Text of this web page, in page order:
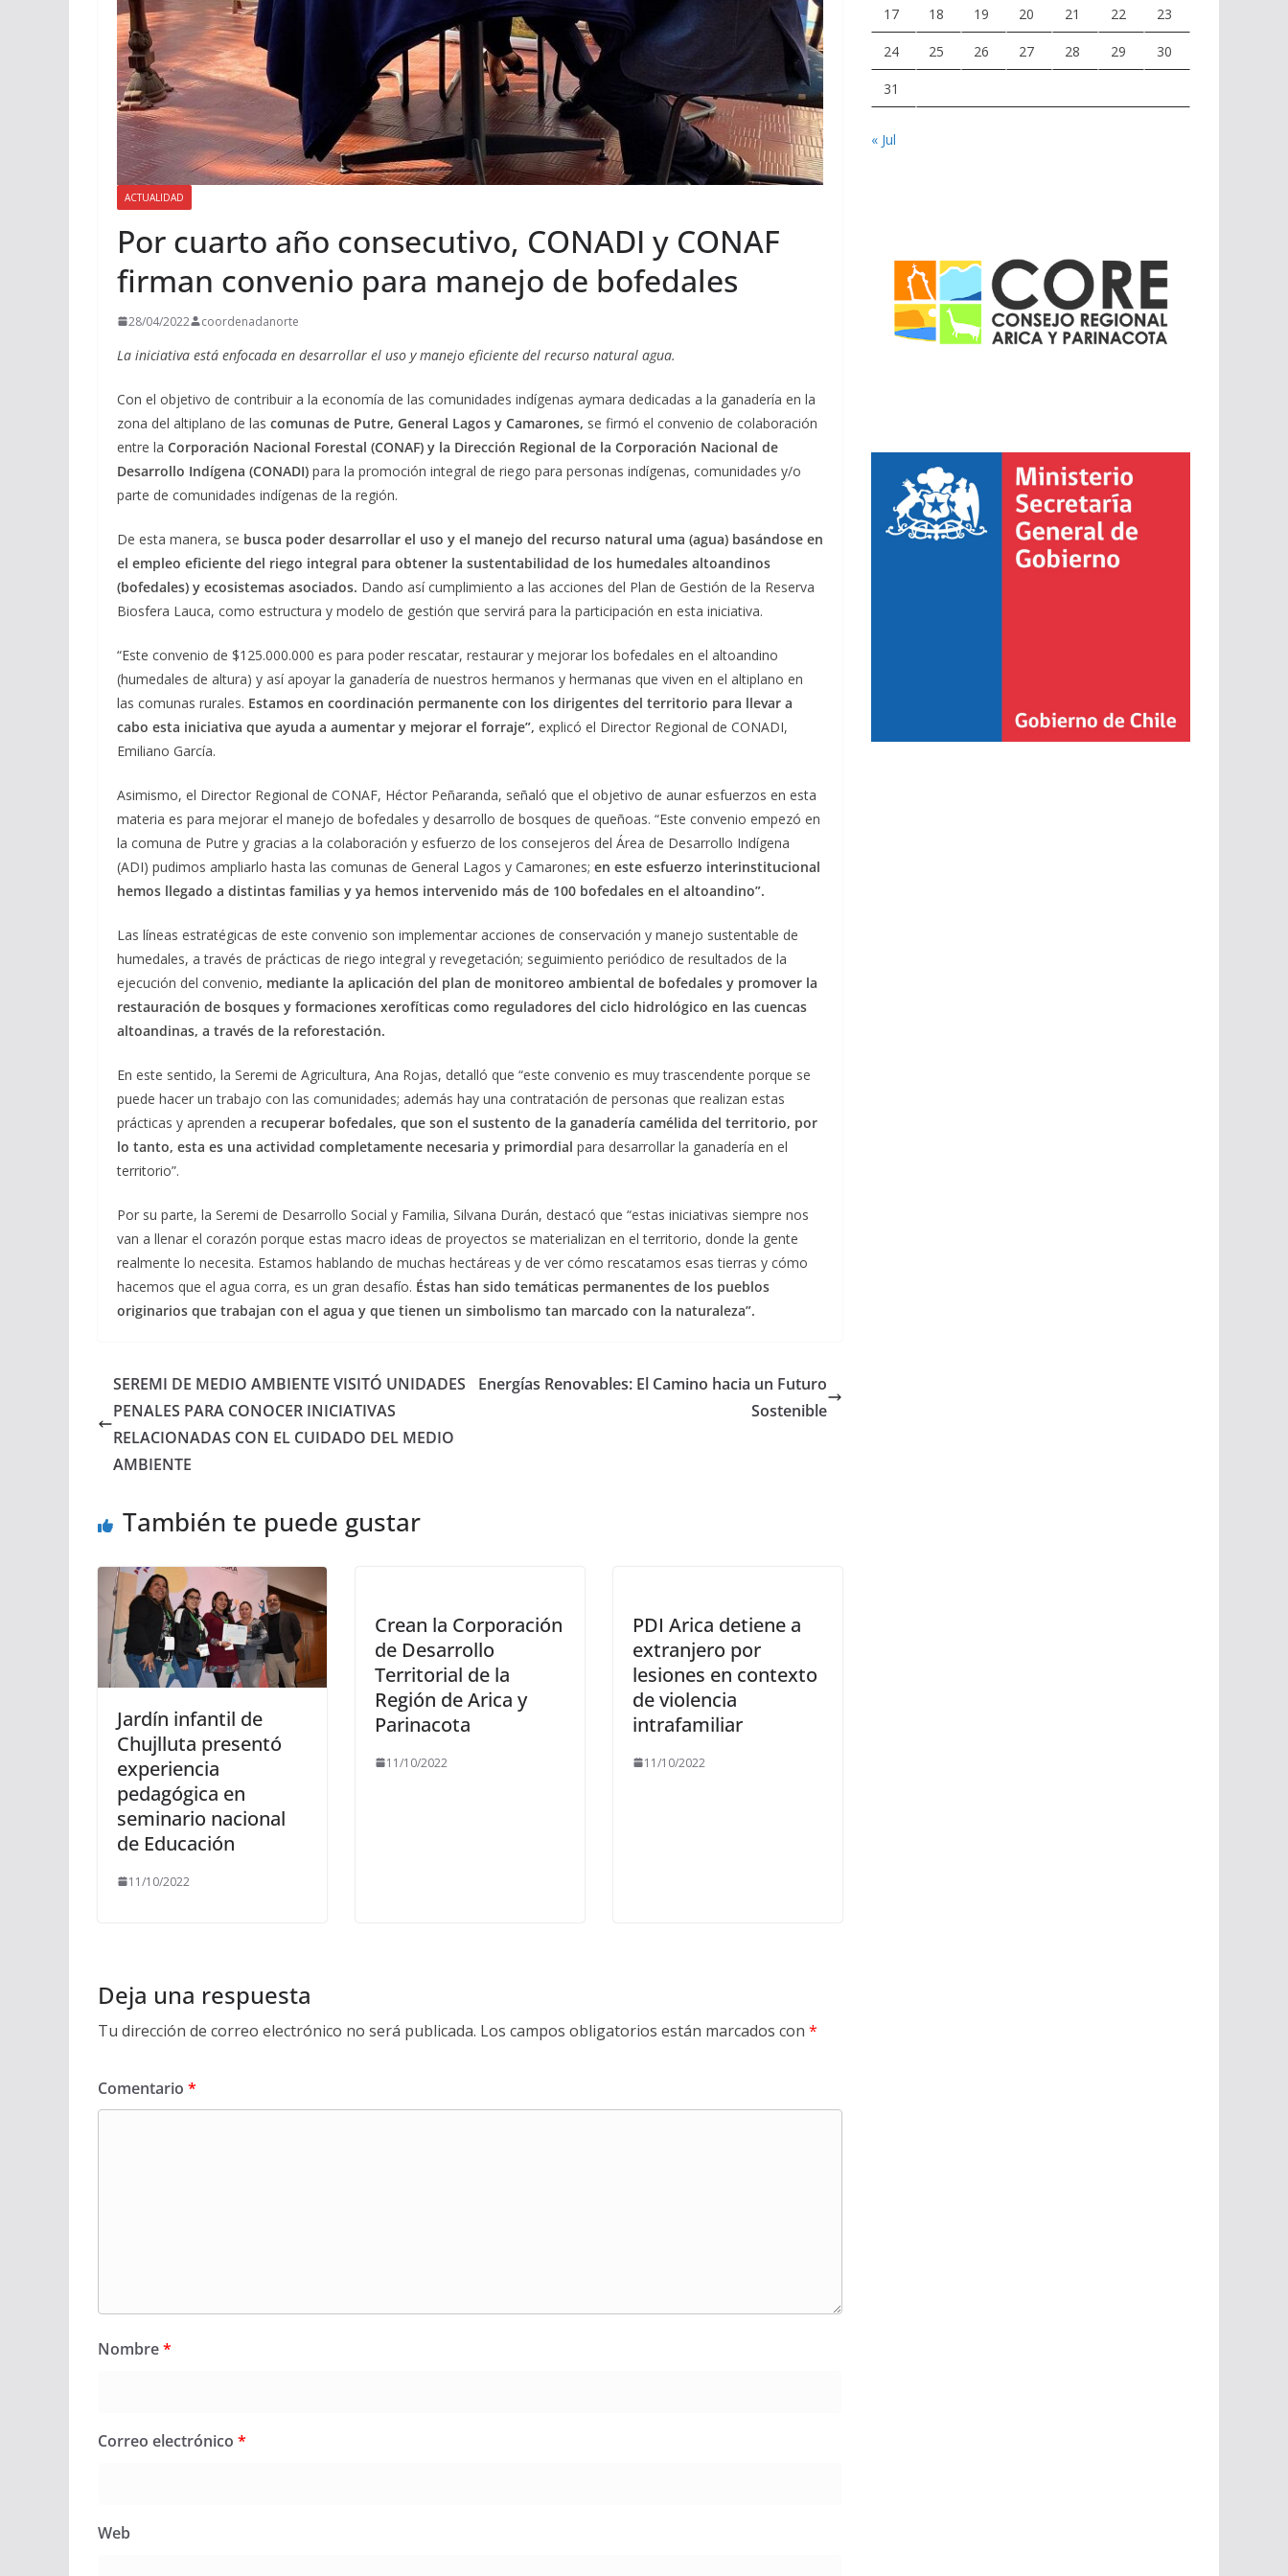
ACTUALIDAD
Por cuarto año consecutivo, CONADI y CONAF
firman convenio para manejo de bofedales
28/04/2022 coordenadanorte
La iniciativa está enfocada en desarrollar el uso y manejo eficiente del recurso natural agua.
Con el objetivo de contribuir a la economía de las comunidades indígenas aymara dedicadas a la ganadería en la
zona del altiplano de las comunas de Putre, General Lagos y Camarones, se firmó el convenio de colaboración
entre la Corporación Nacional Forestal (CONAF) y la Dirección Regional de la Corporación Nacional de
Desarrollo Indígena (CONADI) para la promoción integral de riego para personas indígenas, comunidades y/o
parte de comunidades indígenas de la región.
De esta manera, se busca poder desarrollar el uso y el manejo del recurso natural uma (agua) basándose en
el empleo eficiente del riego integral para obtener la sustentabilidad de los humedales altoandinos
(bofedales) y ecosistemas asociados. Dando así cumplimiento a las acciones del Plan de Gestión de la Reserva
Biosfera Lauca, como estructura y modelo de gestión que servirá para la participación en esta iniciativa.
“Este convenio de $125.000.000 es para poder rescatar, restaurar y mejorar los bofedales en el altoandino
(humedales de altura) y así apoyar la ganadería de nuestros hermanos y hermanas que viven en el altiplano en
las comunas rurales. Estamos en coordinación permanente con los dirigentes del territorio para llevar a
cabo esta iniciativa que ayuda a aumentar y mejorar el forraje”, explicó el Director Regional de CONADI,
Emiliano García.
Asimismo, el Director Regional de CONAF, Héctor Peñaranda, señaló que el objetivo de aunar esfuerzos en esta
materia es para mejorar el manejo de bofedales y desarrollo de bosques de queñoas. “Este convenio empezó en
la comuna de Putre y gracias a la colaboración y esfuerzo de los consejeros del Área de Desarrollo Indígena
(ADI) pudimos ampliarlo hasta las comunas de General Lagos y Camarones; en este esfuerzo interinstitucional
hemos llegado a distintas familias y ya hemos intervenido más de 100 bofedales en el altoandino”.
Las líneas estratégicas de este convenio son implementar acciones de conservación y manejo sustentable de
humedales, a través de prácticas de riego integral y revegetación; seguimiento periódico de resultados de la
ejecución del convenio, mediante la aplicación del plan de monitoreo ambiental de bofedales y promover la
restauración de bosques y formaciones xerofíticas como reguladores del ciclo hidrológico en las cuencas
altoandinas, a través de la reforestación.
En este sentido, la Seremi de Agricultura, Ana Rojas, detalló que “este convenio es muy trascendente porque se
puede hacer un trabajo con las comunidades; además hay una contratación de personas que realizan estas
prácticas y aprenden a recuperar bofedales, que son el sustento de la ganadería camélida del territorio, por
lo tanto, esta es una actividad completamente necesaria y primordial para desarrollar la ganadería en el
territorio”.
Por su parte, la Seremi de Desarrollo Social y Familia, Silvana Durán, destacó que “estas iniciativas siempre nos
van a llenar el corazón porque estas macro ideas de proyectos se materializan en el territorio, donde la gente
realmente lo necesita. Estamos hablando de muchas hectáreas y de ver cómo rescatamos esas tierras y cómo
hacemos que el agua corra, es un gran desafío. Éstas han sido temáticas permanentes de los pueblos
originarios que trabajan con el agua y que tienen un simbolismo tan marcado con la naturaleza”.
SEREMI DE MEDIO AMBIENTE VISITÓ UNIDADES
PENALES PARA CONOCER INICIATIVAS
RELACIONADAS CON EL CUIDADO DEL MEDIO
AMBIENTE
Energías Renovables: El Camino hacia un Futuro
Sostenible
También te puede gustar
Jardín infantil de
Chujlluta presentó
experiencia
pedagógica en
seminario nacional
de Educación
11/10/2022
Crean la Corporación
de Desarrollo
Territorial de la
Región de Arica y
Parinacota
11/10/2022
PDI Arica detiene a
extranjero por
lesiones en contexto
de violencia
intrafamiliar
11/10/2022
Deja una respuesta
Tu dirección de correo electrónico no será publicada. Los campos obligatorios están marcados con *
Comentario *
Nombre*
Correo electrónico *
Web
17 18 19 20 21 22 23
24 25 26 27 28 29 30
31
« Jul